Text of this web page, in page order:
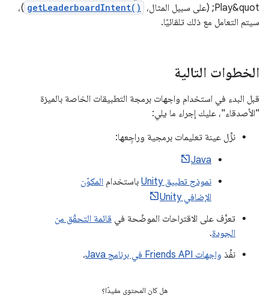
Play&quot; (على سبيل المثال،
getLeaderboardIntent() )،
سيتم التعامل مع ذلك تلقائيًا.
الخطوات التالية
قبل البدء في استخدام واجهات برمجة التطبيقات الخاصة بالميزة
"الأصدقاء"، عليك إجراء ما يلي:
نزِّل عينة تعليمات برمجية وراجِعها:
Java
نموذج تطبيق Unity
باستخدام المكوّن
الإضافي Unity
تعرَّف على الاقتراحات الموضّحة في قائمة التحقّق من
الجودة.
نفِّذ واجهات Friends API في برنامج Java .
هل كان المحتوى مفيدًا؟